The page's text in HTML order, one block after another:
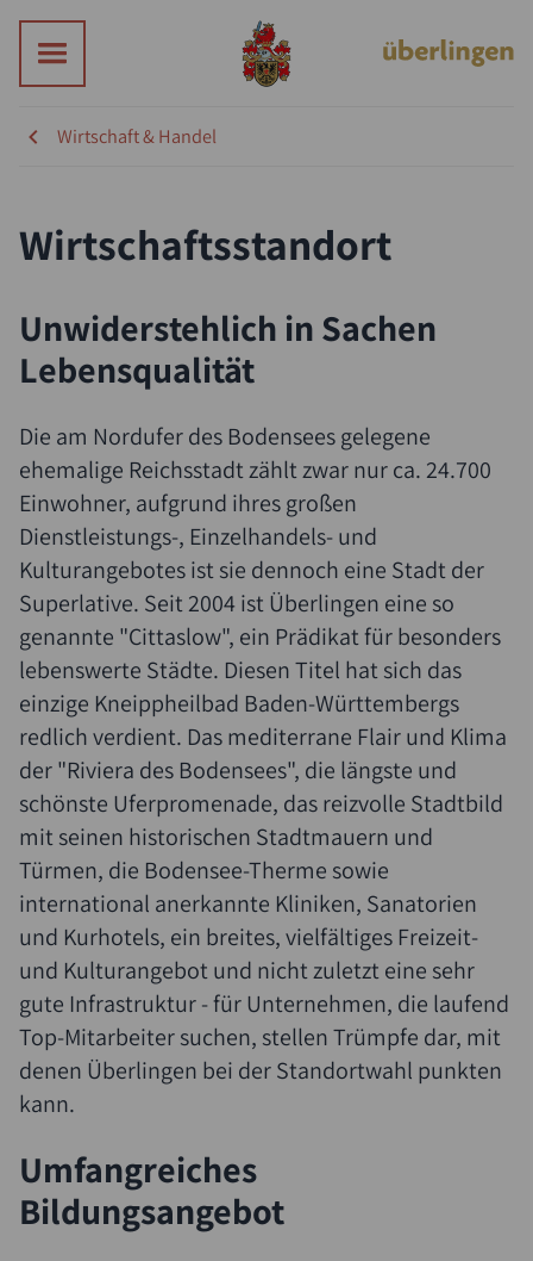
Wirtschaft & Handel
Wirtschaftsstandort
Unwiderstehlich in Sachen
Lebensqualität
Die am Nordufer des Bodensees gelegene
ehemalige Reichsstadt zählt zwar nur ca. 24.700
Einwohner, aufgrund ihres großen
Dienstleistungs-, Einzelhandels- und
Kulturangebotes ist sie dennoch eine Stadt der
Superlative. Seit 2004 ist Überlingen eine so
genannte "Cittaslow", ein Prädikat für besonders
lebenswerte Städte. Diesen Titel hat sich das
einzige Kneippheilbad Baden-Württembergs
redlich verdient. Das mediterrane Flair und Klima
der "Riviera des Bodensees", die längste und
schönste Uferpromenade, das reizvolle Stadtbild
mit seinen historischen Stadtmauern und
Türmen, die Bodensee-Therme sowie
international anerkannte Kliniken, Sanatorien
und Kurhotels, ein breites, vielfältiges Freizeit-
und Kulturangebot und nicht zuletzt eine sehr
gute Infrastruktur - für Unternehmen, die laufend
Top-Mitarbeiter suchen, stellen Trümpfe dar, mit
denen Überlingen bei der Standortwahl punkten
kann.
Umfangreiches
Bildungsangebot